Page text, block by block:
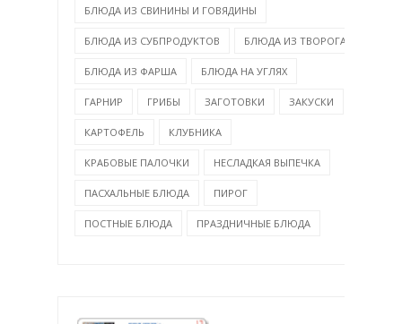
БЛЮДА ИЗ СВИНИНЫ И ГОВЯДИНЫ
БЛЮДА ИЗ СУБПРОДУКТОВ БЛЮДА ИЗ ТВОРОГА
БЛЮДА ИЗ ФАРША БЛЮДА НА УГЛЯХ
ГАРНИР ГРИБЫ ЗАГОТОВКИ ЗАКУСКИ
КАРТОФЕЛЬ КЛУБНИКА
КРАБОВЫЕ ПАЛОЧКИ НЕСЛАДКАЯ ВЫПЕЧКА
ПАСХАЛЬНЫЕ БЛЮДА ПИРОГ
ПОСТНЫЕ БЛЮДА ПРАЗДНИЧНЫЕ БЛЮДА